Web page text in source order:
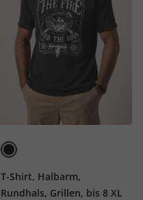
T-Shirt, Halbarm,
Rundhals, Grillen, bis 8 XL